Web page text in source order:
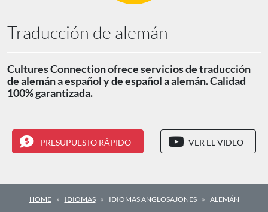
Traducción de alemán
Cultures Connection ofrece servicios de traducción
de alemán a español y de español a alemán. Calidad
100% garantizada.
PRESUPUESTO RÁPIDO VER EL VIDEO
HOME IDIOMAS IDIOMAS ANGLOSAJONES ALEMÁN